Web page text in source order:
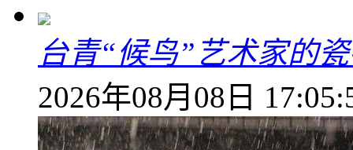
台青“候鸟”艺术家的
2026年08月08日